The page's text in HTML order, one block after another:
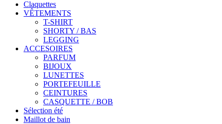
Claquettes
VÊTEMENTS
T-SHIRT
SHORTY / BAS
LEGGING
ACCESOIRES
PARFUM
BIJOUX
LUNETTES
PORTEFEUILLE
CEINTURES
CASQUETTE / BOB
Sélection été
Maillot de bain